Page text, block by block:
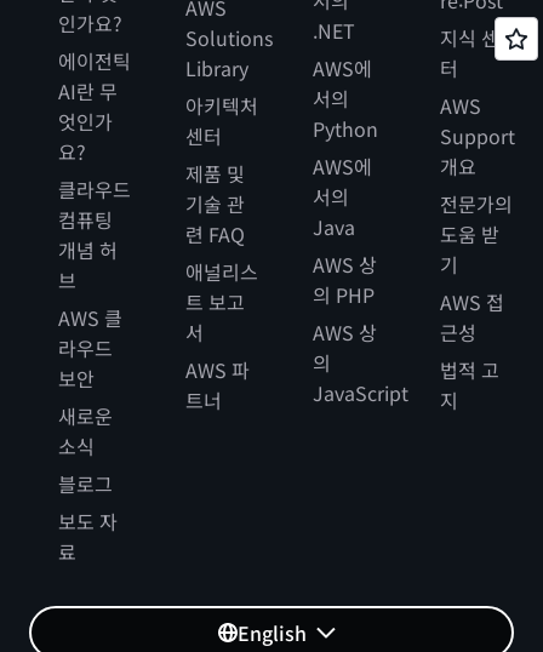
인가요?
에이전틱
AI란 무
엇인가
요?
클라우드
컴퓨팅
개념 허
브
AWS 클
라우드
보안
새로운
소식
블로그
보도 자
료
AWS
Solutions
Library
아키텍처
센터
제품 및
기술 관
련 FAQ
애널리스
트 보고
서
AWS 파
트너
.NET
AWS에
서의
Python
AWS에
서의
Java
AWS 상
의 PHP
AWS 상
의
JavaScript
지식 센
터
AWS
Support
개요
전문가의
도움 받
기
AWS 접
근성
법적 고
지
English